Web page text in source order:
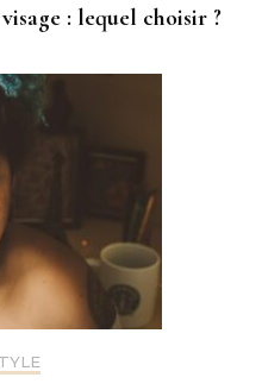
: lequel choisir ?